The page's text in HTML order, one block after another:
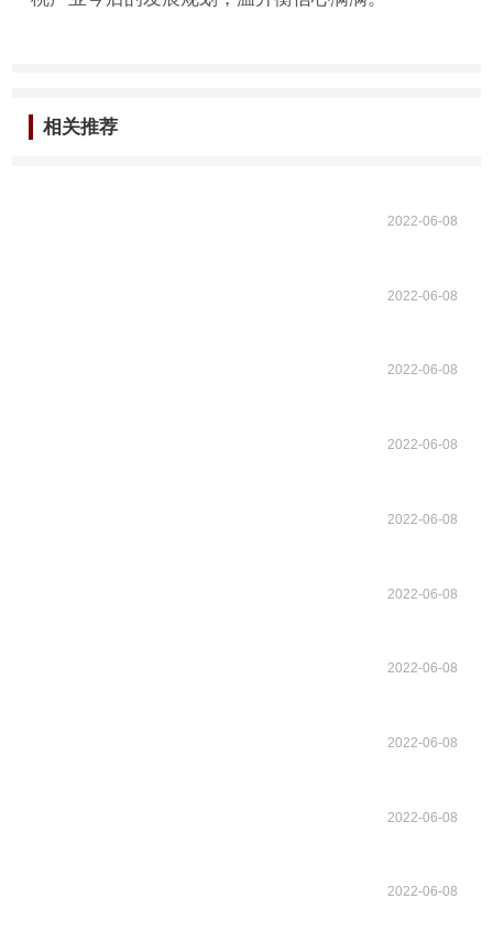
相关推荐
2022-06-08
2022-06-08
2022-06-08
2022-06-08
2022-06-08
2022-06-08
2022-06-08
2022-06-08
2022-06-08
2022-06-08